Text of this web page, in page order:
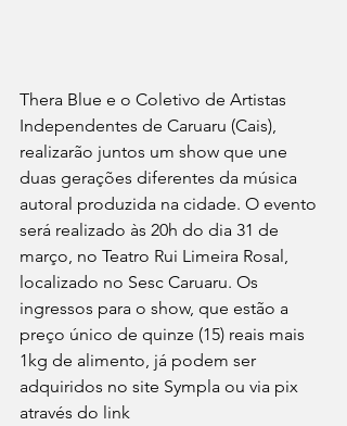
Thera Blue e o Coletivo de Artistas
Independentes de Caruaru (Cais),
realizarão juntos um show que une
duas gerações diferentes da música
autoral produzida na cidade. O evento
será realizado às 20h do dia 31 de
março, no Teatro Rui Limeira Rosal,
localizado no Sesc Caruaru. Os
ingressos para o show, que estão a
preço único de quinze (15) reais mais
1kg de alimento, já podem ser
adquiridos no site Sympla ou via pix
através do link